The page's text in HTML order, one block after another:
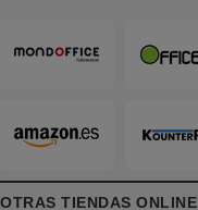
TIENDAS ONLINE